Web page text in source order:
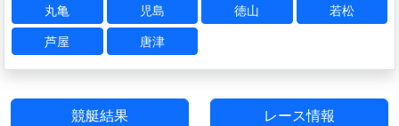
丸亀
児島 徳山
若松
芦屋
唐津
競艇結果 レース情報